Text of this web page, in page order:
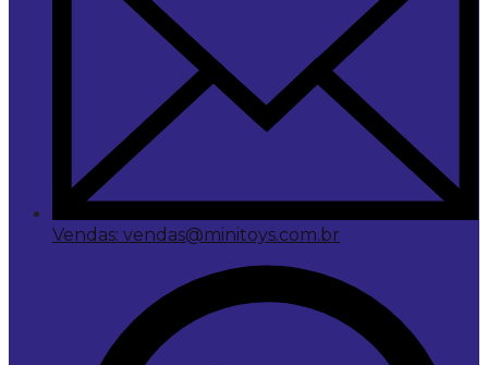
Vendas: vendas@minitoys.com.br